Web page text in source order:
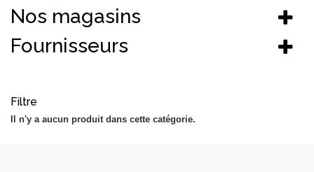
Nos magasins
Fournisseurs
Filtre
Il n'y a aucun produit dans cette catégorie.